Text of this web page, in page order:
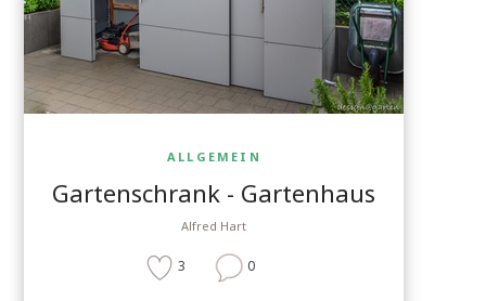
ALLGEMEIN
Gartenschrank - Gartenhaus
Alfred Hart
3 0